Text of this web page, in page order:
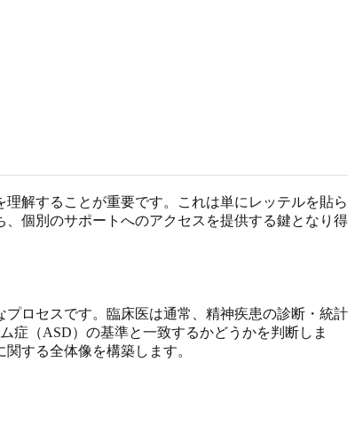
解することが重要です。これは単にレッテルを貼ら
個別のサポートへのアクセスを提供する鍵となり得
ロセスです。臨床医は通常、精神疾患の診断・統計
症（ASD）の基準と一致するかどうかを判断しま
する全体像を構築します。